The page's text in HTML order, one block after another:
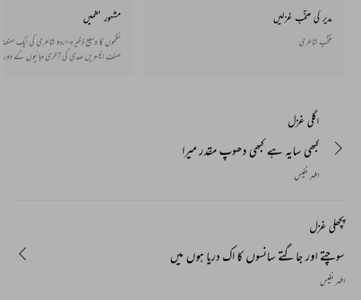
مدیر کی منتخب غزلیں
منتخب شاعری
مشہور نظمیں
نظموں کا وسیع ذخیرہ-اردو شاعری کی ایک
صنف انیسویں صدی کی آخری دہائیوں کے
اگلی غزل
کبھی سایہ ہے کبھی دھوپ مقدر میرا
اطہر نفیس
پچھلی غزل
سوچتے اور جاگتے سانسوں کا اک دریا ہوں میں
اطہر نفیس